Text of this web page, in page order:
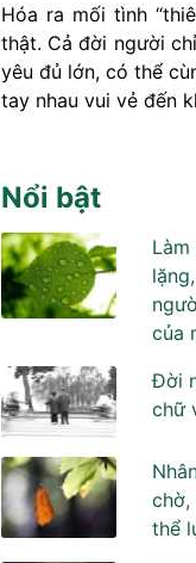
Hóa ra mối tình
thật. Cả đời người
yêu đủ lớn, có thể
tay nhau vui vẻ đến
Nổi bật
của
Đời
chữ
chờ,
thể